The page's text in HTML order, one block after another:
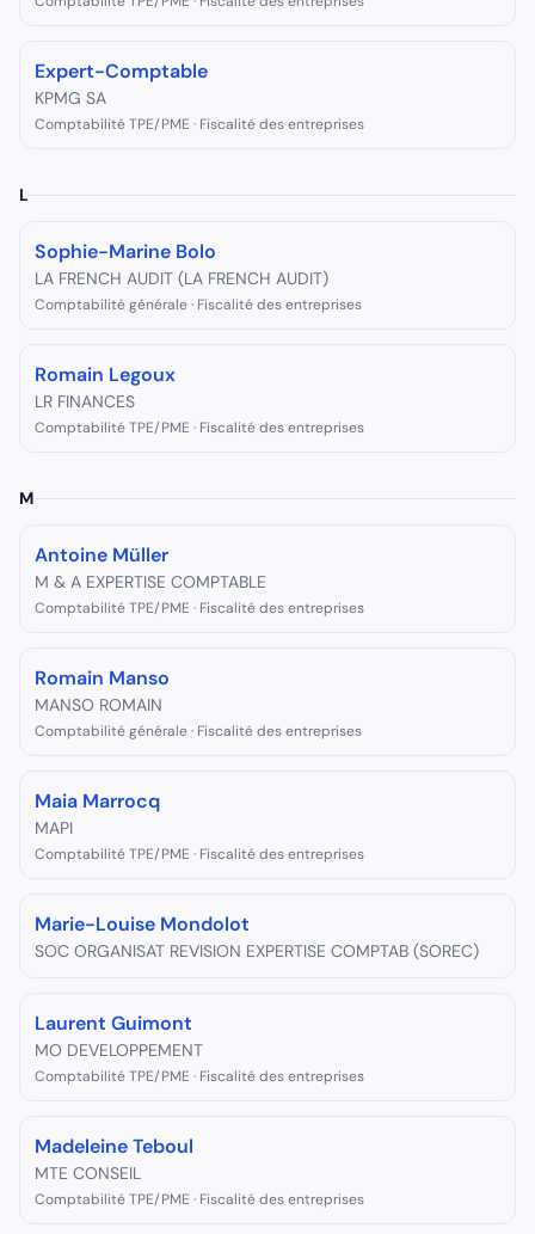
Expert-Comptable
KPMG SA
Comptabilité TPE/PME · Fiscalité des entreprises
L
Sophie-Marine Bolo
LA FRENCH AUDIT (LA FRENCH AUDIT)
Comptabilité générale · Fiscalité des entreprises
Romain Legoux
LR FINANCES
Comptabilité TPE/PME · Fiscalité des entreprises
M
Antoine Müller
M & A EXPERTISE COMPTABLE
Comptabilité TPE/PME · Fiscalité des entreprises
Romain Manso
MANSO ROMAIN
Comptabilité générale · Fiscalité des entreprises
Maia Marrocq
MAPI
Comptabilité TPE/PME · Fiscalité des entreprises
Marie-Louise Mondolot
SOC ORGANISAT REVISION EXPERTISE COMPTAB (SOREC)
Laurent Guimont
MO DEVELOPPEMENT
Comptabilité TPE/PME · Fiscalité des entreprises
Madeleine Teboul
MTE CONSEIL
Comptabilité TPE/PME · Fiscalité des entreprises